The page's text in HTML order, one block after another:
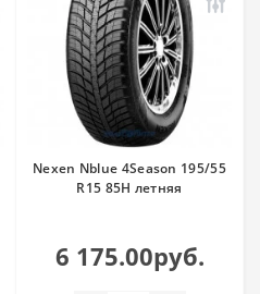
Nexen Nblue 4Season 195/55
R15 85H летняя
6 175.00руб.